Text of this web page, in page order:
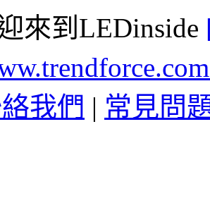
來到LEDinside
我們 | 常見問